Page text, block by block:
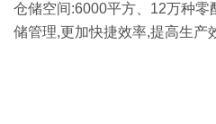
仓储空间:6000平方、12万种零
储管理,更加快捷效率,提高生产